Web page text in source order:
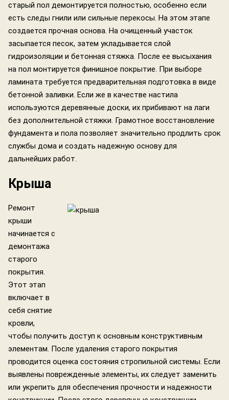
старый пол демонтируется полностью, особенно если
есть следы гнили или сильные перекосы. На этом этапе
создается прочная основа. На очищенный участок
засыпается песок, затем укладывается слой
гидроизоляции и бетонная стяжка. После ее высыхания
на пол монтируется финишное покрытие. При выборе
ламината требуется предварительная подготовка в виде
бетонной заливки. Если же в качестве настила
используются деревянные доски, их прибивают на лаги
без дополнительной стяжки. Грамотное восстановление
фундамента и пола позволяет значительно продлить срок
службы дома и создать надежную основу для
дальнейших работ.
Крыша
Ремонт
крыши
начинается с
демонтажа
старого
покрытия.
Этот этап
включает в
себя снятие
кровли,
чтобы получить доступ к основным конструктивным
элементам. После удаления старого покрытия
проводится оценка состояния стропильной системы. Если
выявлены поврежденные элементы, их следует заменить
или укрепить для обеспечения прочности и надежности